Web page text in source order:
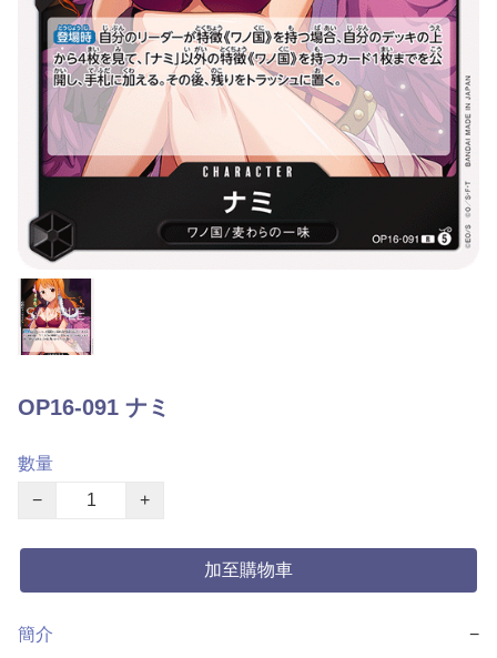
OP16-091 ナミ
數量
−
+
加至購物車
簡介 −